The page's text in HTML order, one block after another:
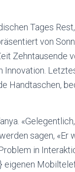
Tages Rest,
von
Zehntausende
Handtaschen,
sagen, «Er
in